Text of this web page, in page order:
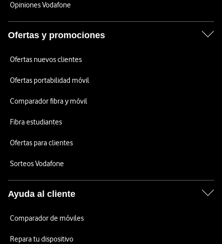
Opiniones Vodafone
Ofertas y promociones
Ofertas nuevos clientes
Ofertas portabilidad móvil
Comparador fibra y móvil
Fibra estudiantes
Ofertas para clientes
Sorteos Vodafone
Ayuda al cliente
Comparador de móviles
Repara tu dispositivo